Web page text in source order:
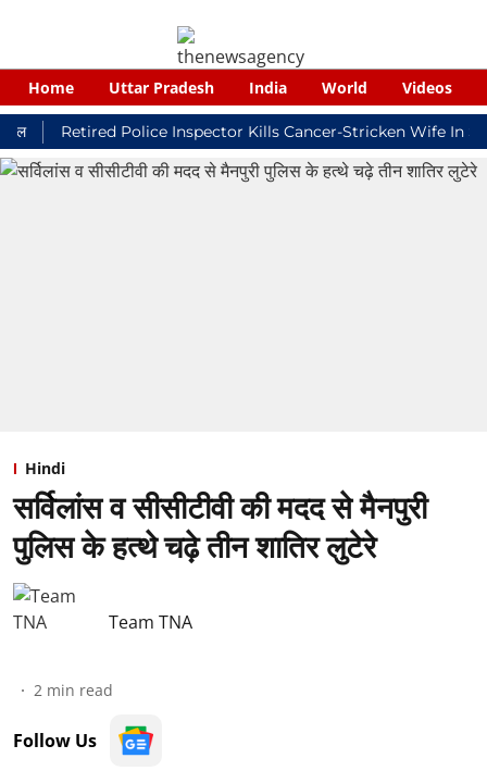
Home Uttar Pradesh India World Videos
Retired Police Inspector Kills Cancer-Stricken Wife In
Hindi
सर्विलांस व सीसीटीवी की मदद से मैनपुरी
पुलिस के हत्थे चढ़े तीन शातिर लुटेरे
Team TNA
2 min read
Follow Us